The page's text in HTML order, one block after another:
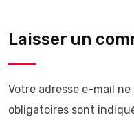
Laisser un
Votre adresse e-mail ne
obligatoires sont